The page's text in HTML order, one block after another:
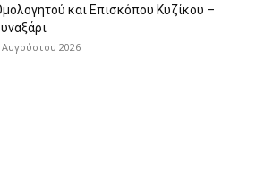
και Επισκόπου Κυζίκου –
Αυγούστου 2026